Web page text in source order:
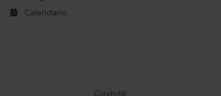
Calendario
Condividi